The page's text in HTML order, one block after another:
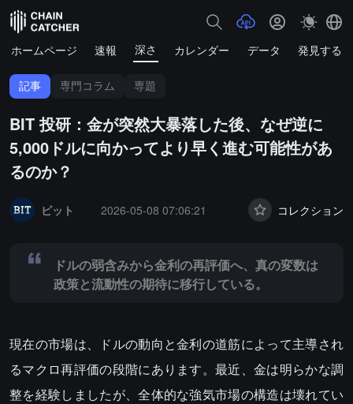
ホームページ 速報 深さ カレンダー データ 発見する
記事 専門コラム 専題
BIT 投研：金が突然大暴落した後、なぜ逆に
5,000ドルに向かってより早く進む可能性があ
るのか？
ビット
2026-05-08 07:06:21 コレクション
ドルの弱含みから金利の再評価へ、真の変数は
政策と流動性の期待に移行している。
現在の市場は、ドルの動向と金利の道筋によって主導され
るマクロ再評価の段階にあります。最近、金は明らかな調
整を経験しましたが、全体的な強気市場の構造は壊れてい